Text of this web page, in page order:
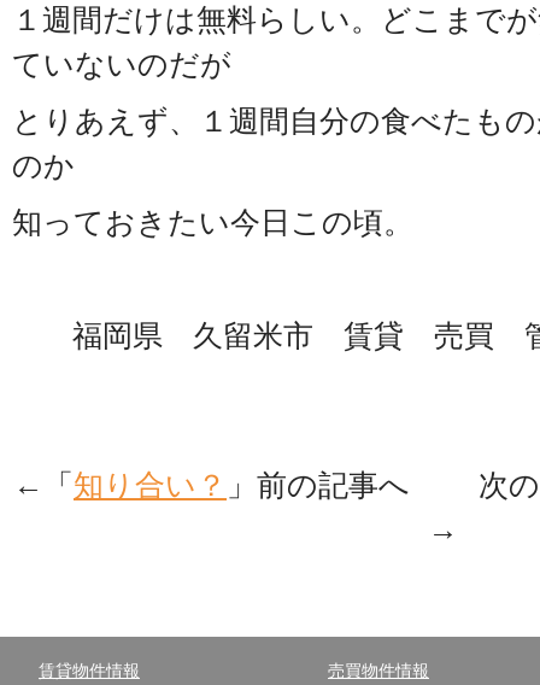
１週間だけは無料らしい。どこまで
ていないのだが
とりあえず、１週間自分の食べたも
のか
知っておきたい今日この頃。
福岡県 久留米市 賃貸 売買
←「 知り合い？ 」前の記事へ 次の
→
賃貸物件情報
売買物件情報